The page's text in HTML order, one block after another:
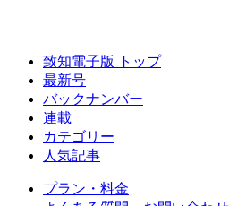
致知電子版 トップ
最新号
バックナンバー
連載
カテゴリー
人気記事
プラン・料金